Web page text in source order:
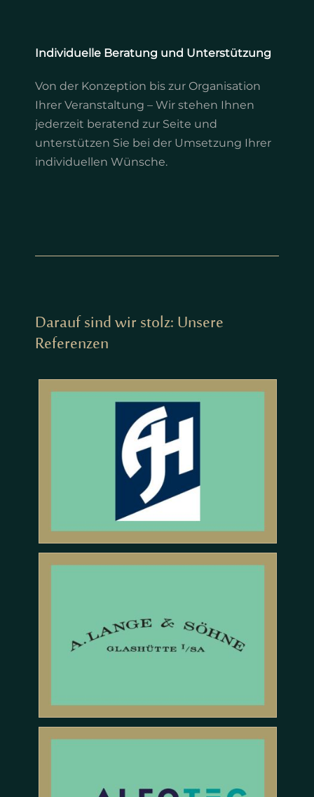
Individuelle Beratung und Unterstützung
Von der Konzeption bis zur Organisation
Ihrer Veranstaltung – Wir stehen Ihnen
jederzeit beratend zur Seite und
unterstützen Sie bei der Umsetzung Ihrer
individuellen Wünsche.
Darauf sind wir stolz: Unsere
Referenzen